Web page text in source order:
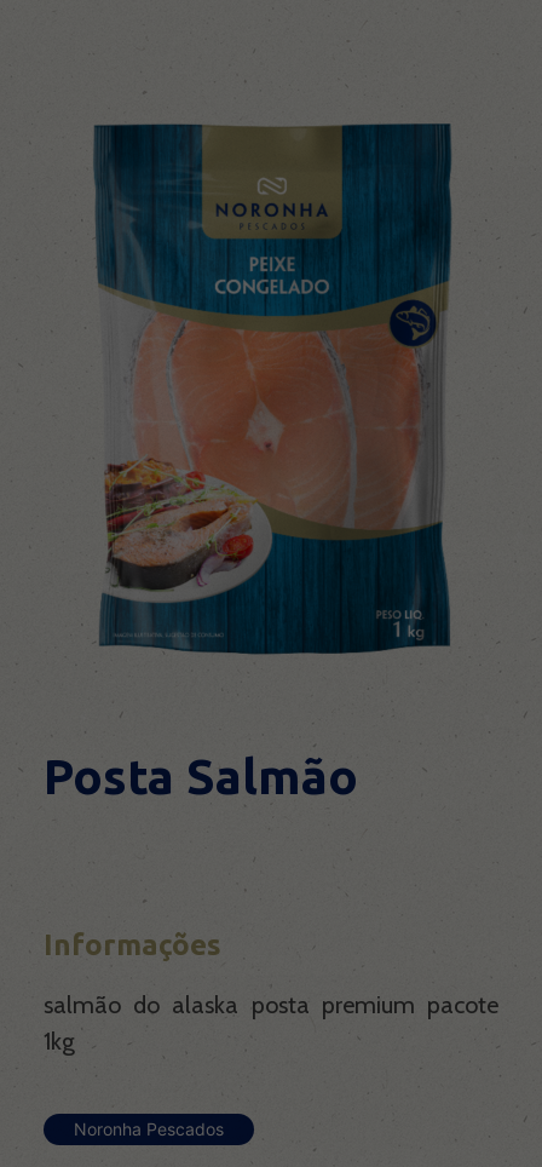
Popeye Seafood
Noronha Olive
Blog
Contato
Posta Salmão
Informações
salmão do alaska posta premium pacote
1kg
Noronha Pescados